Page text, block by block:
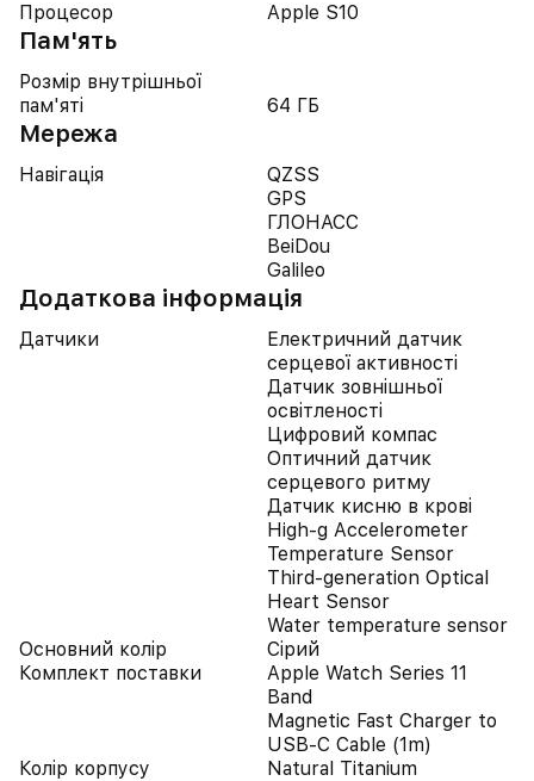
Процесор Apple S10
Пам'ять
Розмір внутрішньої
пам'яті
64 ГБ
Мережа
Навігація
QZSS
GPS
ГЛОНАСС
BeiDou
Galileo
Додаткова інформація
Датчики
Електричний датчик
серцевої активності
Датчик зовнішньої
освітленості
Цифровий компас
Оптичний датчик
серцевого ритму
Датчик кисню в крові
High-g Accelerometer
Temperature Sensor
Third-generation Optical
Heart Sensor
Water temperature sensor
Основний колір
Сірий
Комплект поставки
Apple Watch Series 11
Band
Magnetic Fast Charger to
USB‑C Cable (1m)
Колір корпусу
Natural Titanium